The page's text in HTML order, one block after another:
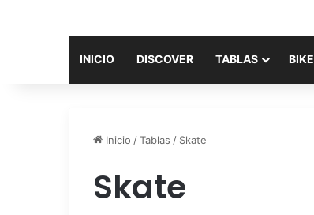
INICIO DISCOVER TABLAS BIKE
Inicio /Tablas / Skate
Skate